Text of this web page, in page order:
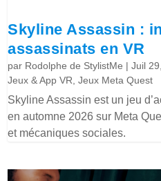
Skyline Assassin :
assassinats en VR
par Rodolphe de StylistMe |Juil
Jeux & App VR ,Jeux Meta Quest
Skyline Assassin est un jeu
en automne 2026 sur Meta
et mécaniques sociales.